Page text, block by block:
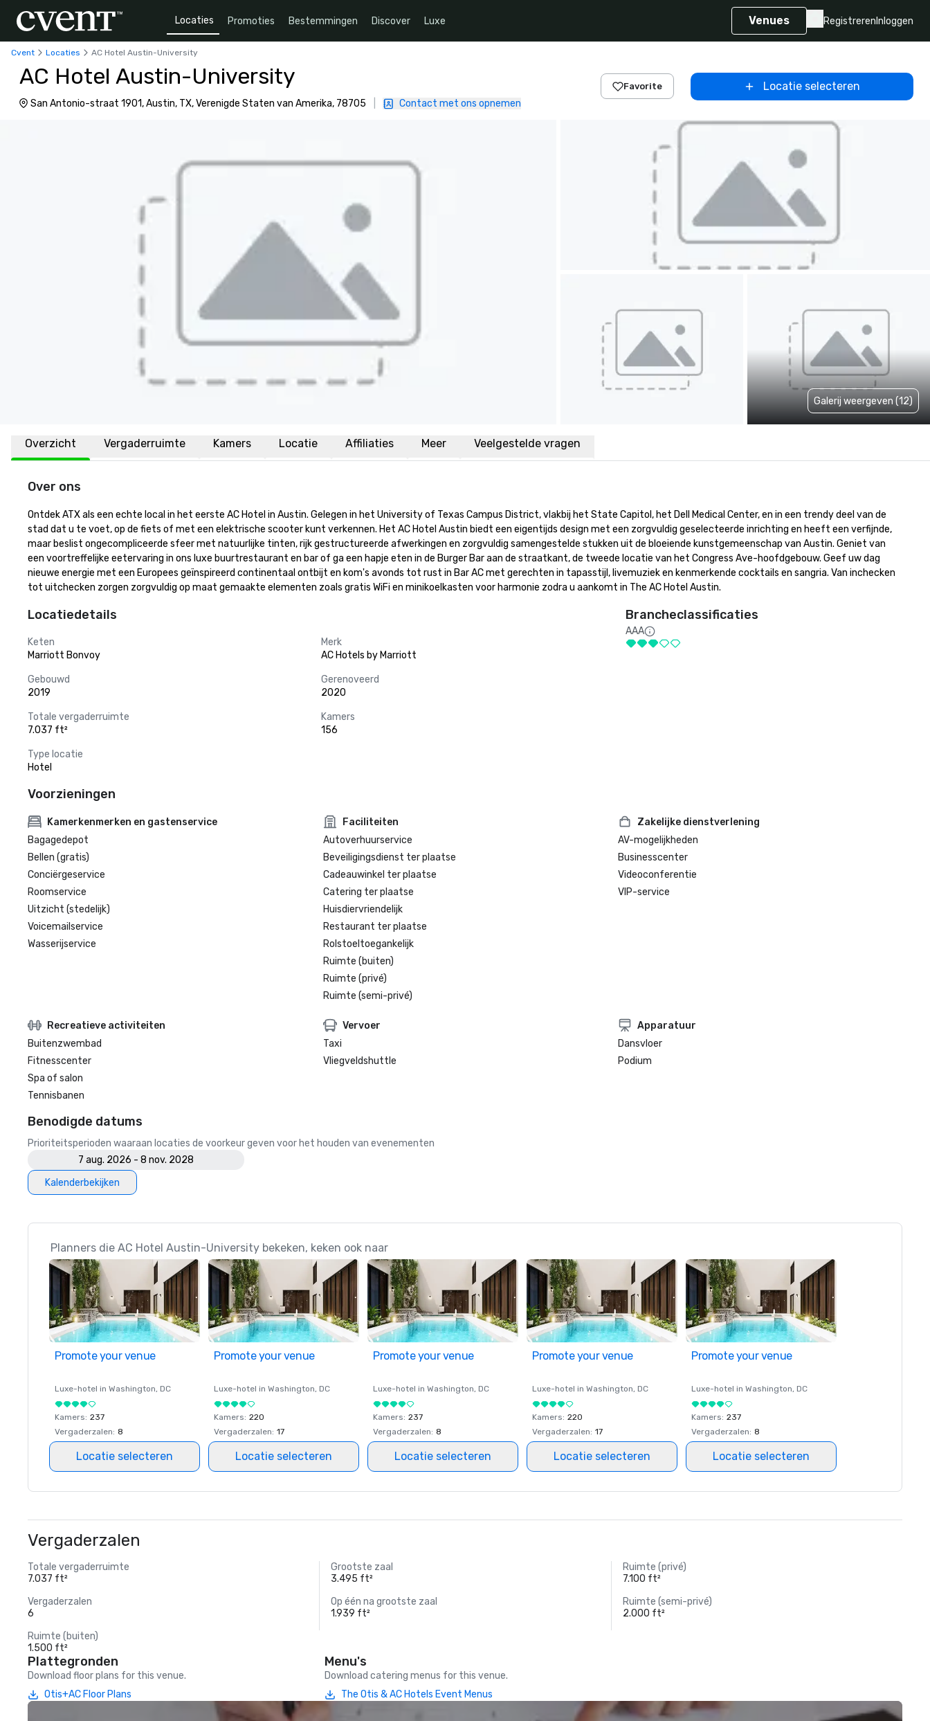
Locaties Promoties Bestemmingen Discover Luxe Venues Registreren Inloggen
Cvent Locaties AC Hotel Austin-University
AC Hotel Austin-University
San Antonio-straat 1901, Austin, TX, Verenigde Staten van Amerika, 78705 Contact met ons opnemen
Favorite Locatie selecteren
Galerij weergeven (12)
Overzicht Vergaderruimte Kamers Locatie Affiliaties Meer Veelgestelde vragen
Over ons
Ontdek ATX als een echte local in het eerste AC Hotel in Austin. Gelegen in het University of Texas Campus District, vlakbij het State Capitol, het Dell Medical Center, en in een trendy deel van de
stad dat u te voet, op de fiets of met een elektrische scooter kunt verkennen. Het AC Hotel Austin biedt een eigentijds design met een zorgvuldig geselecteerde inrichting en heeft een verfijnde,
maar beslist ongecompliceerde sfeer met natuurlijke tinten, rijk gestructureerde afwerkingen en zorgvuldig samengestelde stukken uit de bloeiende kunstgemeenschap van Austin. Geniet van
een voortreffelijke eetervaring in ons luxe buurtrestaurant en bar of ga een hapje eten in de Burger Bar aan de straatkant, de tweede locatie van het Congress Ave-hoofdgebouw. Geef uw dag
nieuwe energie met een Europees geïnspireerd continentaal ontbijt en kom's avonds tot rust in Bar AC met gerechten in tapasstijl, livemuziek en kenmerkende cocktails en sangria. Van inchecken
tot uitchecken zorgen zorgvuldig op maat gemaakte elementen zoals gratis WiFi en minikoelkasten voor harmonie zodra u aankomt in The AC Hotel Austin.
Locatiedetails
Keten
Marriott Bonvoy
Merk
AC Hotels by Marriott
Gebouwd
2019
Gerenoveerd
2020
Totale vergaderruimte
7.037 ft²
Kamers
156
Type locatie
Hotel
Brancheclassificaties
AAA
Voorzieningen
Kamerkenmerken en gastenservice
Bagagedepot
Bellen (gratis)
Conciërgeservice
Roomservice
Uitzicht (stedelijk)
Voicemailservice
Wasserijservice
Faciliteiten
Autoverhuurservice
Beveiligingsdienst ter plaatse
Cadeauwinkel ter plaatse
Catering ter plaatse
Huisdiervriendelijk
Restaurant ter plaatse
Rolstoeltoegankelijk
Ruimte (buiten)
Ruimte (privé)
Ruimte (semi-privé)
Zakelijke dienstverlening
AV-mogelijkheden
Businesscenter
Videoconferentie
VIP-service
Recreatieve activiteiten
Buitenzwembad
Fitnesscenter
Spa of salon
Tennisbanen
Vervoer
Taxi
Vliegveldshuttle
Apparatuur
Dansvloer
Podium
Benodigde datums
Prioriteitsperioden waaraan locaties de voorkeur geven voor het houden van evenementen
7 aug. 2026 - 8 nov. 2028
Kalenderbekijken
Planners die AC Hotel Austin-University bekeken, keken ook naar
Promote your venue
Luxe-hotel in Washington, DC
Kamers: 237
Vergaderzalen: 8
Locatie selecteren
Promote your venue
Luxe-hotel in Washington, DC
Kamers: 220
Vergaderzalen: 17
Locatie selecteren
Promote your venue
Luxe-hotel in Washington, DC
Kamers: 237
Vergaderzalen: 8
Locatie selecteren
Promote your venue
Luxe-hotel in Washington, DC
Kamers: 220
Vergaderzalen: 17
Locatie selecteren
Promote your venue
Luxe-hotel in Washington, DC
Kamers: 237
Vergaderzalen: 8
Locatie selecteren
Vergaderzalen
Totale vergaderruimte
7.037 ft²
Grootste zaal
3.495 ft²
Ruimte (privé)
7.100 ft²
Vergaderzalen
6
Op één na grootste zaal
1.939 ft²
Ruimte (semi-privé)
2.000 ft²
Ruimte (buiten)
1.500 ft²
Plattegronden
Download floor plans for this venue.
Otis+AC Floor Plans
Menu's
Download catering menus for this venue.
The Otis & AC Hotels Event Menus